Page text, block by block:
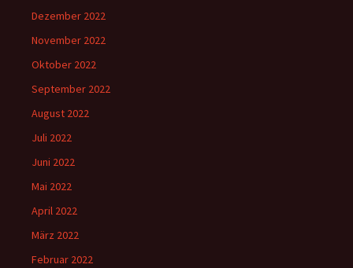
Dezember 2022
November 2022
Oktober 2022
September 2022
August 2022
Juli 2022
Juni 2022
Mai 2022
April 2022
März 2022
Februar 2022